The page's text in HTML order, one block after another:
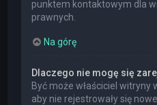
punktem kontaktowym dla
prawnych.
Na górę
Dlaczego nie mogę się
Być może właściciel witryny
aby nie rejestrowały się